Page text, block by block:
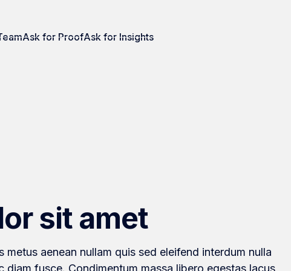
Ask for ProofAsk for Insights
sit amet
aenean nullam quis sed eleifend interdum nulla
diam fusce. Condimentum massa libero egestas lacus